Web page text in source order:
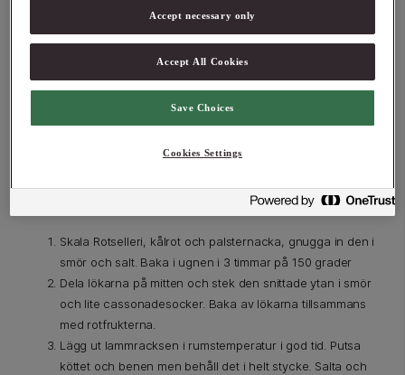
Skala Rotselleri, kålrot och palsternacka, gnugga in den i
smör och salt. Baka i ugnen i 3 timmar på 150 grader
Dela lökarna på mitten och stek den snittade ytan i smör
och lite cassonadesocker. Baka av lökarna tillsammans
med rotfrukterna.
Lägg ut lammracksen i rumstemperatur i god tid. Putsa
köttet och benen men behåll det i helt stycke. Salta och
½ l demi glace från Oscars fonder
½ dl rödvinsvinäger
Accept necessary only
Accept All Cookies
Save Choices
Cookies Settings